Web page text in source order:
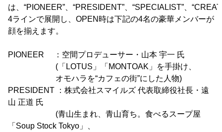
は、“PIONEER”、“PRESIDENT”、“SPECIALIST”、
4ラインで展開し、OPEN時は下記の4名の豪華メンバーが
顔を揃えます。
PIONEER ：空間プロデューサー・山本 宇一 氏
(「LOTUS」「MONTOAK」を手掛け、
オモハラを“カフェの街”にした人物)
PRESIDENT ：株式会社スマイルズ 代表取締役社長・遠
山 正道 氏
(青山生まれ、青山育ち。食べるスープ屋
「Soup Stock Tokyo」、